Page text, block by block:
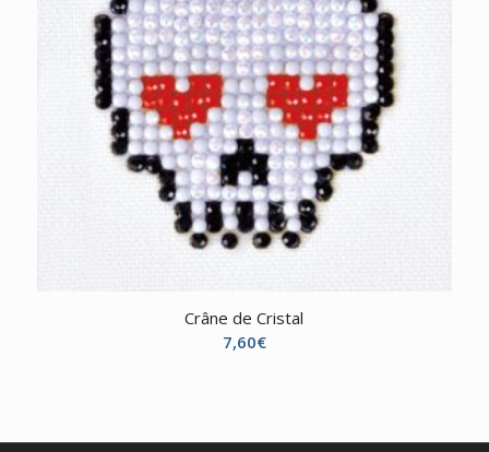
Crâne de Cristal
7,60€